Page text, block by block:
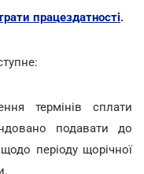
працездатності.
термінів сплати
подавати до
періоду щорічної